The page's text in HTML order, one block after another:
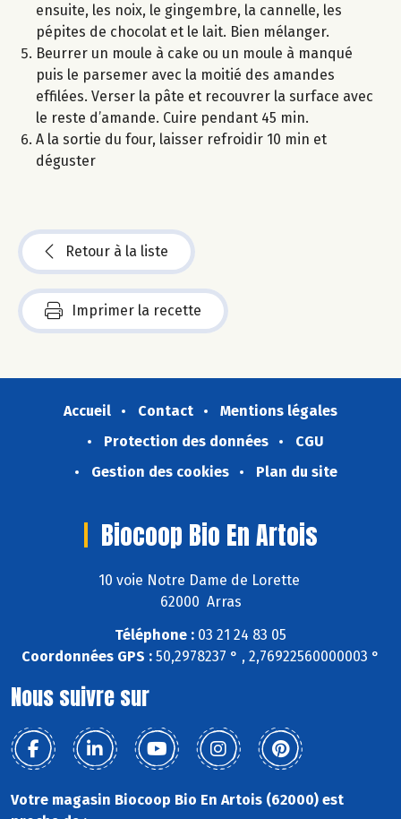
ensuite, les noix, le gingembre, la cannelle, les
pépites de chocolat et le lait. Bien mélanger.
Beurrer un moule à cake ou un moule à manqué
puis le parsemer avec la moitié des amandes
effilées. Verser la pâte et recouvrer la surface avec
le reste d’amande. Cuire pendant 45 min.
A la sortie du four, laisser refroidir 10 min et
déguster
Retour à la liste
Imprimer la recette
Accueil Contact
Mentions légales
Protection des données
CGU
Gestion des cookies
Plan du site
Biocoop Bio En Artois
10 voie Notre Dame de Lorette
62000 Arras
Téléphone : 03 21 24 83 05
Coordonnées GPS : 50,2978237 ° , 2,76922560000003 °
Nous suivre sur
Votre magasin Biocoop Bio En Artois (62000) est